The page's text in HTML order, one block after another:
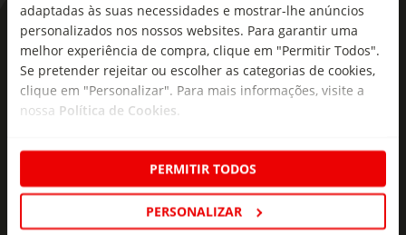
adaptadas às suas necessidades e mostrar-lhe anúncios
personalizados nos nossos websites. Para garantir uma
melhor experiência de compra, clique em "Permitir Todos".
Se pretender rejeitar ou escolher as categorias de cookies,
clique em "Personalizar". Para mais informações, visite a
nossa Política de Cookies.
PERMITIR TODOS
PERSONALIZAR
As novidades mais frescas no
seu e-mail!
Subscreva e descubra campanhas exclusivas,
ofertas e novidades para si.
Insira o seu e-